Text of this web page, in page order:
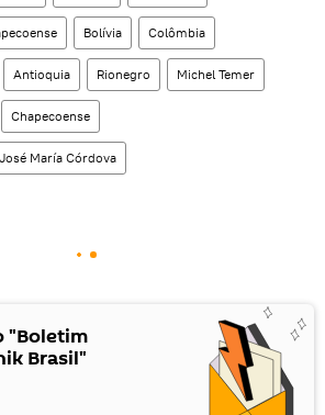
Bolívia Colômbia
Antioquia Rionegro Michel Temer
Chapecoense
María Córdova
"Boletim
Brasil"